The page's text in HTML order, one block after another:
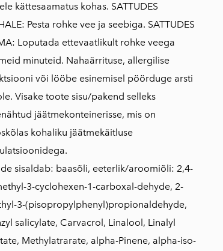
kättesaamatus kohas. SATTUDES
Pesta rohke vee ja seebiga. SATTUDES
Loputada ettevaatlikult rohke veega
minuteid. Nahaärrituse, allergilise
või lööbe esinemisel pöörduge arsti
Visake toote sisu/pakend selleks
jäätmekonteinerisse, mis on
kohaliku jäätmekäitluse
sisaldab: baasõli, eeterlik/aroomiõli: 2,4-
3-cyclohexen-1-carboxal-dehyde, 2-
3-(pisopropylphenyl)propionaldehyde,
salicylate, Carvacrol, Linalool, Linalyl
Methylatrarate, alpha-Pinene, alpha-iso-